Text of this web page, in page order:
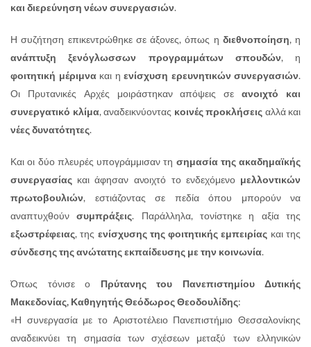
και διερεύνηση νέων συνεργασιών.
Η συζήτηση επικεντρώθηκε σε άξονες, όπως η διεθνοποίηση, η
ανάπτυξη ξενόγλωσσων προγραμμάτων σπουδών, η
φοιτητική μέριμνακαι η ενίσχυση ερευνητικών συνεργασιών.
Οι Πρυτανικές Αρχές μοιράστηκαν απόψεις σεανοιχτό και
συνεργατικό κλίμα, αναδεικνύοντας κοινές προκλήσεις αλλά και
νέες δυνατότητες.
Και οι δύο πλευρές υπογράμμισαν τη σημασία της ακαδημαϊκής
συνεργασίας και άφησαν ανοιχτό το ενδεχόμενο μελλοντικών
πρωτοβουλιών, εστιάζοντας σε πεδία όπου μπορούν να
αναπτυχθούνσυμπράξεις. Παράλληλα, τονίστηκε η αξία της
εξωστρέφειας, της ενίσχυσης της φοιτητικής εμπειρίας και της
σύνδεσης της ανώτατης εκπαίδευσης με την κοινωνία.
Όπως τόνισε ο Πρύτανης του Πανεπιστημίου Δυτικής
Μακεδονίας, Καθηγητής Θεόδωρος Θεοδουλίδης:
«Η συνεργασία με το Αριστοτέλειο Πανεπιστήμιο Θεσσαλονίκης
αναδεικνύει τη σημασία των σχέσεων μεταξύ των ελληνικών